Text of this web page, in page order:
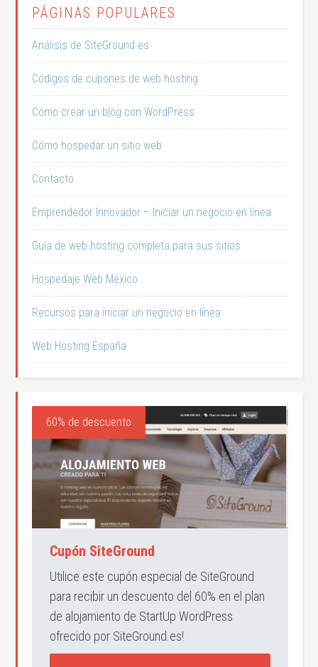
PÁGINAS POPULARES
Análisis de SiteGround.es
Códigos de cupones de web hosting
Cómo crear un blog con WordPress
Cómo hospedar un sitio web
Contacto
Emprendedor Innovador – Iniciar un negocio en línea
Guía de web hosting completa para sus sitios
Hospedaje Web México
Recursos para iniciar un negocio en línea
Web Hosting España
60% de descuento
Cupón SiteGround
Utilice este cupón especial de SiteGround
para recibir un descuento del 60% en el plan
de alojamiento de StartUp WordPress
ofrecido por SiteGround.es!